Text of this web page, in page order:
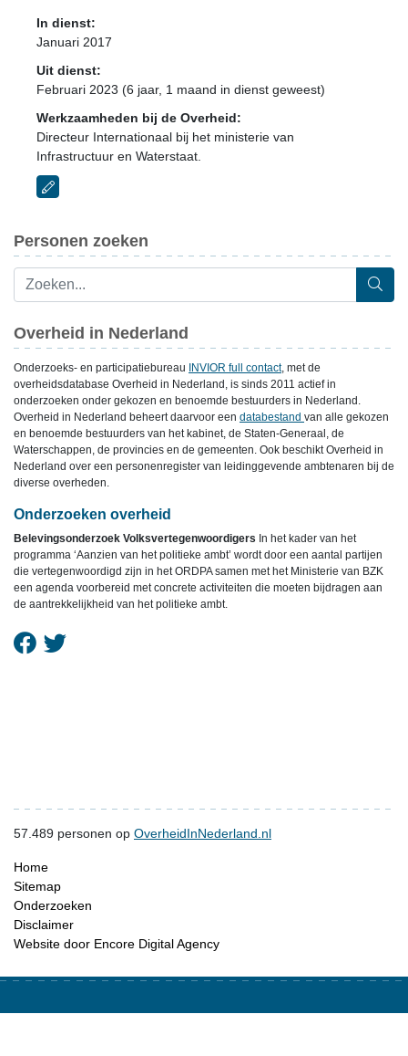
In dienst:
Januari 2017
Uit dienst:
Februari 2023 (6 jaar, 1 maand in dienst geweest)
Werkzaamheden bij de Overheid:
Directeur Internationaal bij het ministerie van
Infrastructuur en Waterstaat.
Personen zoeken
Overheid in Nederland
Onderzoeks- en participatiebureau INVIOR full contact, met de
overheidsdatabase Overheid in Nederland, is sinds 2011 actief in
onderzoeken onder gekozen en benoemde bestuurders in Nederland.
Overheid in Nederland beheert daarvoor een databestand van alle gekozen
en benoemde bestuurders van het kabinet, de Staten-Generaal, de
Waterschappen, de provincies en de gemeenten. Ook beschikt Overheid in
Nederland over een personenregister van leidinggevende ambtenaren bij de
diverse overheden.
Onderzoeken overheid
Belevingsonderzoek Volksvertegenwoordigers In het kader van het
programma ‘Aanzien van het politieke ambt’ wordt door een aantal partijen
die vertegenwoordigd zijn in het ORDPA samen met het Ministerie van BZK
een agenda voorbereid met concrete activiteiten die moeten bijdragen aan
de aantrekkelijkheid van het politieke ambt.
57.489 personen op OverheidInNederland.nl
Home
Sitemap
Onderzoeken
Disclaimer
Website door Encore Digital Agency